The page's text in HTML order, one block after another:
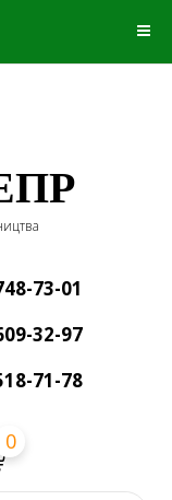
73-01
32-97
71-78
0